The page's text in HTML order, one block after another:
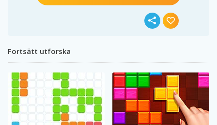
Fortsätt utforska